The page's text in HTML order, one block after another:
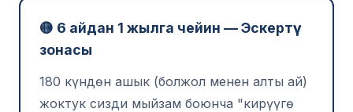
🟡 6 айдан 1 жылга чейин — Эскертүү
зонасы
180 күндөн ашык (болжол менен алты ай)
жоктук сизди мыйзам боюнча "кирүүгө